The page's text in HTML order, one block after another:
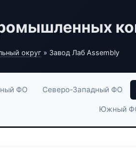
округ » Завод Лаб Assembly
ФО Северо-Западный ФО
Южный